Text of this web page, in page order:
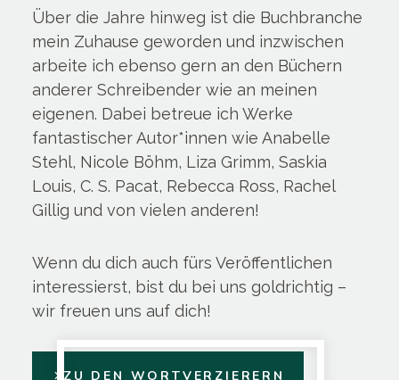
Über die Jahre hinweg ist die Buchbranche
mein Zuhause geworden und inzwischen
arbeite ich ebenso gern an den Büchern
anderer Schreibender wie an meinen
eigenen. Dabei betreue ich Werke
fantastischer Autor*innen wie Anabelle
Stehl, Nicole Böhm, Liza Grimm, Saskia
Louis, C. S. Pacat, Rebecca Ross, Rachel
Gillig und von vielen anderen!
Wenn du dich auch fürs Veröffentlichen
interessierst, bist du bei uns goldrichtig –
wir freuen uns auf dich!
ZU DEN WORTVERZIERERN